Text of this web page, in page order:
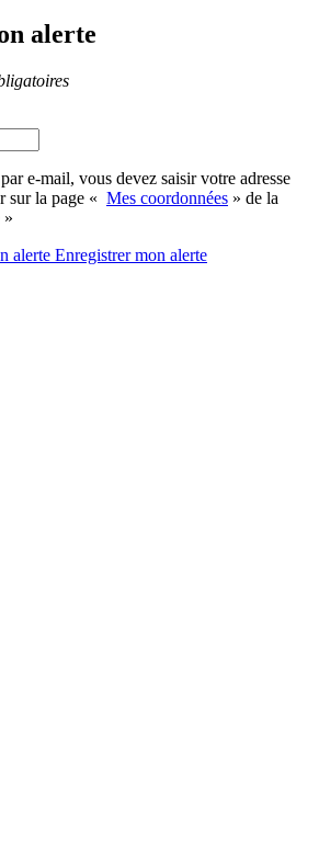
alerte
e-mail, vous devez saisir votre adresse
sur la page « Mes coordonnées » de la
»
alerte Enregistrermon alerte